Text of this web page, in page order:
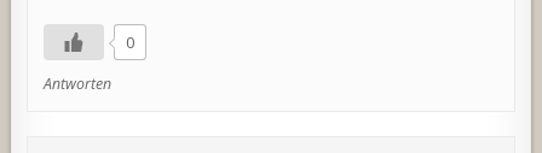
0
Antworten